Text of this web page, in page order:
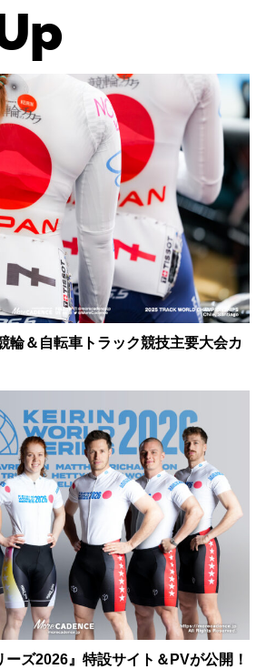
輪＆自転車トラック競技主要大会カ
ーズ2026』特設サイト＆PVが公開！